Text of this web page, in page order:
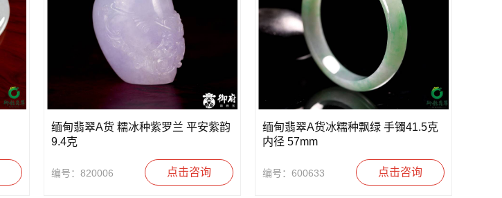
缅甸翡翠A货 糯冰种紫罗兰 平安紫韵
9.4克
编号：820006 点击咨询
缅甸翡翠A货冰糯种飘绿 手镯41.5克
内径 57mm
编号：600633 点击咨询